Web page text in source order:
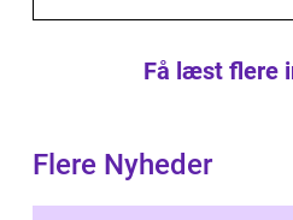
Få læst flere
Flere Nyheder